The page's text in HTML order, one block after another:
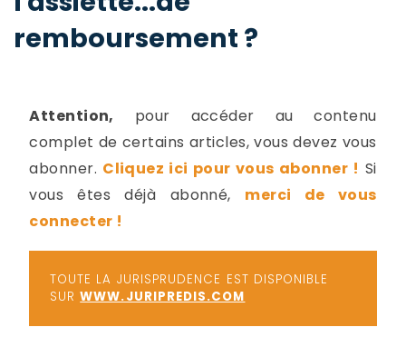
remboursement ?
Attention, pour accéder au contenu
complet de certains articles, vous devez vous
abonner. Cliquez ici pour vous abonner ! Si
vous êtes déjà abonné, merci de vous
connecter !
TOUTE LA JURISPRUDENCE EST DISPONIBLE
SURWWW.JURIPREDIS.COM